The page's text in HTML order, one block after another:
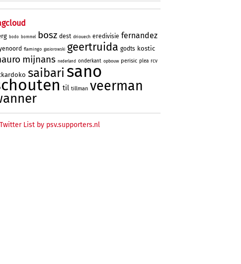
bodo bommel bosz dest driouech eredivisie fernandez
flamingo gasiorowski geertruida godts kostic
mijnans nederland onderkant opbouw perisic plea rcv
saibari sano
til tillman veerman
List by psv.supporters.nl